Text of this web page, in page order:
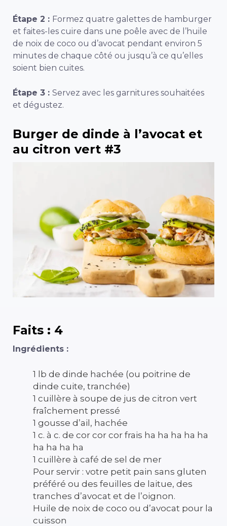
Étape 2 : Formez quatre galettes de hamburger
et faites-les cuire dans une poêle avec de l’huile
de noix de coco ou d’avocat pendant environ 5
minutes de chaque côté ou jusqu’à ce qu’elles
soient bien cuites.
Étape 3 : Servez avec les garnitures souhaitées
et dégustez.
Burger de dinde à l’avocat et
au citron vert #3
Faits : 4
Ingrédients :
1 lb de dinde hachée (ou poitrine de
dinde cuite, tranchée)
1 cuillère à soupe de jus de citron vert
fraîchement pressé
1 gousse d’ail, hachée
1 c. à c. de cor cor cor frais ha ha ha ha ha
ha ha ha ha
1 cuillère à café de sel de mer
Pour servir : votre petit pain sans gluten
préféré ou des feuilles de laitue, des
tranches d’avocat et de l’oignon.
Huile de noix de coco ou d’avocat pour la
cuisson